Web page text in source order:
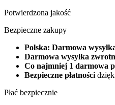
Potwierdzona jakość
Bezpieczne zakupy
Polska: Darmowa
Darmowa wysyłka
Co najmniej 1 darmowa
Bezpieczne płatności
Płać bezpiecznie